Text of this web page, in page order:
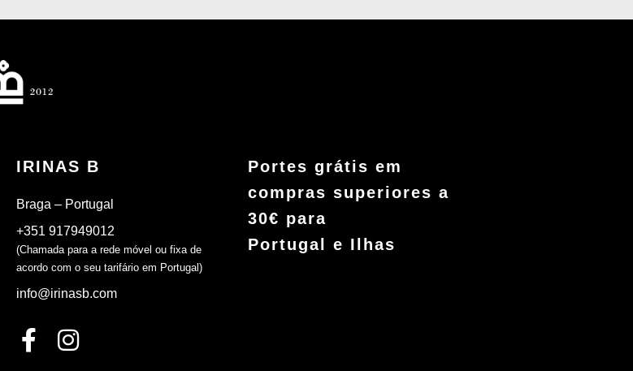
IRINAS B
Braga – Portugal
+351 917949012
(Chamada para a rede móvel ou fixa de
acordo com o seu tarifário em Portugal)
info@irinasb.com
Portes grátis em
compras superiores a
30€ para
Portugal e Ilhas